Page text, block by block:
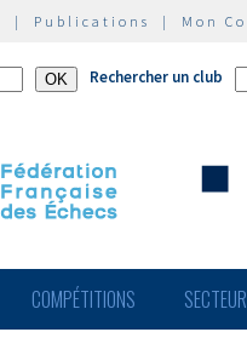
| Publications | Mon
Rechercher un club
COMPÉTITIONS